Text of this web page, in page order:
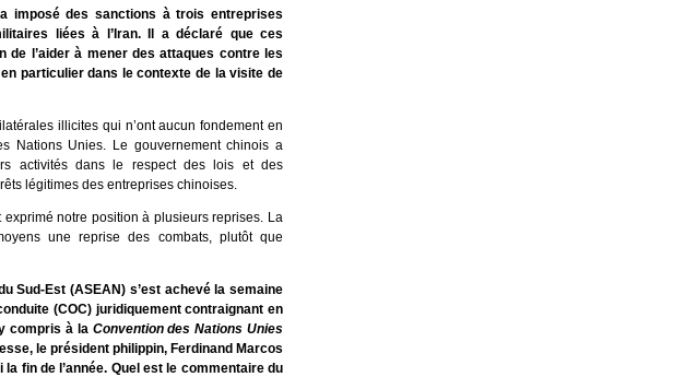
imposé des sanctions à trois entreprises
liées à l’Iran. Il a déclaré que ces
de l’aider à mener des attaques contre les
particulier dans le contexte de la visite de
illicites qui n’ont aucun fondement en
Nations Unies. Le gouvernement chinois a
activités dans le respect des lois et des
légitimes des entreprises chinoises.
notre position à plusieurs reprises. La
une reprise des combats, plutôt que
Sud-Est (ASEAN) s’est achevé la semaine
(COC) juridiquement contraignant en
compris à la Convention des Nations Unies
le président philippin, Ferdinand Marcos
fin de l’année. Quel est le commentaire du